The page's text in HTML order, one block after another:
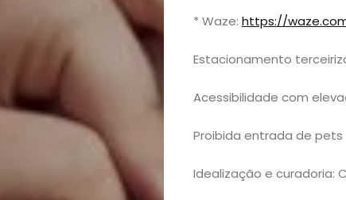
* Waze: https://
Estacionamento
Acessibilidade com
Proibida entrada de pets
Idealização e curadoria: